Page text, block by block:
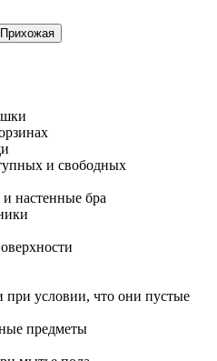
и свободных
настенные бра
условии, что они пустые
предметы